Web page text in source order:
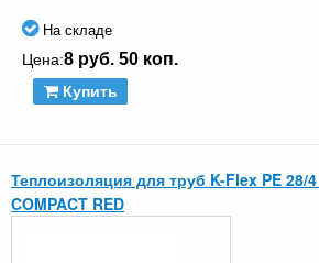
На складе
Цена:8 руб. 50 коп.
Купить
Теплоизоляция для труб K-Flex PE 28/
COMPACT RED